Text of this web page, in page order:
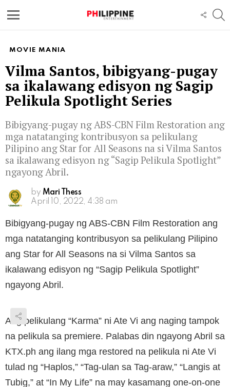
MOVIE MANIA
Vilma Santos, bibigyang-pugay
sa ikalawang edisyon ng Sagip
Pelikula Spotlight Series
Bibigyang-pugay ng ABS-CBN Film Restoration ang
mga natatanging kontribusyon sa pelikulang
Pilipino ang Star for All Seasons na si Vilma Santos
sa ikalawang edisyon ng “Sagip Pelikula Spotlight”
ngayong Abril.
by Mari Thess
April 10, 2022, 4:38 am
Bibigyang-pugay ng ABS-CBN Film Restoration ang
mga natatanging kontribusyon sa pelikulang Pilipino
ang Star for All Seasons na si Vilma Santos sa
ikalawang edisyon ng “Sagip Pelikula Spotlight”
ngayong Abril.
Ang pelikulang “Karma” ni Ate Vi ang naging tampok
na pelikula sa premiere. Palabas din ngayong Abril sa
KTX.ph ang ilang mga restored na pelikula ni Ate Vi
tulad ng “Haplos,” “Tag-ulan sa Tag-araw,” “Langis at
Tubig,” at “In My Life” na may kasamang one-on-one